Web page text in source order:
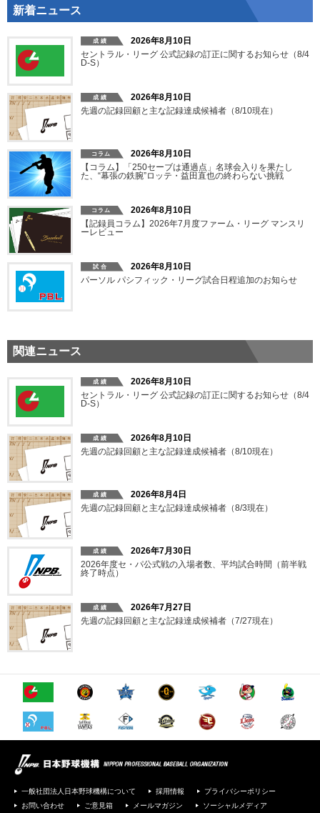
新着ニュース
2026年8月10日
セントラル・リーグ 公式記録の訂正に関するお知らせ（8/4
D-S）
2026年8月10日
先週の記録回顧と主な記録達成候補者（8/10現在）
2026年8月10日
【コラム】「250セーブは通過点」名球会入りを果たし
た、“幕張の鉄腕”ロッテ・益田直也の終わらない挑戦
2026年8月10日
【記録員コラム】2026年7月度ファーム・リーグ マンスリ
ーレビュー
2026年8月10日
パーソル パシフィック・リーグ試合日程追加のお知らせ
関連ニュース
2026年8月10日
セントラル・リーグ 公式記録の訂正に関するお知らせ（8/4
D-S）
2026年8月10日
先週の記録回顧と主な記録達成候補者（8/10現在）
2026年8月4日
先週の記録回顧と主な記録達成候補者（8/3現在）
2026年7月30日
2026年度セ・パ公式戦の入場者数、平均試合時間（前半戦
終了時点）
2026年7月27日
先週の記録回顧と主な記録達成候補者（7/27現在）
一般社団法人日本野球機構について 採用情報
プライバシーポリシー
お問い合わせ
ご意見箱 メールマガジン ソーシャルメディア